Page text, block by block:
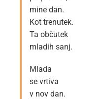
mine dan.
Kot trenutek.
Ta občutek
mladih sanj.
Mlada
se vrtiva
v nov dan.